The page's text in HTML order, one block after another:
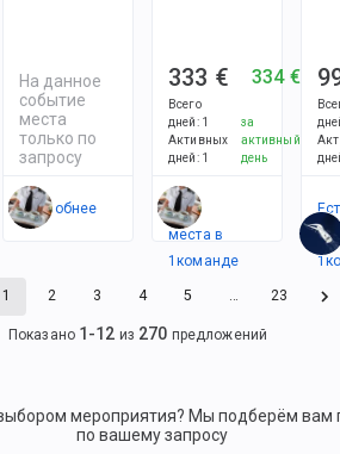
На данное
событие
места
только по
запросу
Подробнее
333 €
Всего
дней: 1
Активных
дней: 1
334 €
за
активный
день
Есть
места в
1командe
1
1 2 3 4 5 … 23
Показано 1 -12 из 270 предложений
мероприятия? Мы подберём вам
по вашему запросу